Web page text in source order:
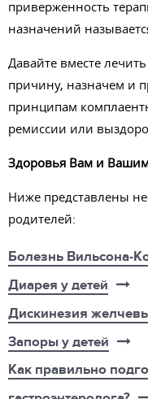
приверженность
назначений
Давайте вместе
причину, назначем и
принципам
ремиссии или
Здоровья Вам и
Ниже представлены
родителей:
Болезнь Вильсона-
Диарея у детей
Дискинезия
Запоры у детей
Как правильно